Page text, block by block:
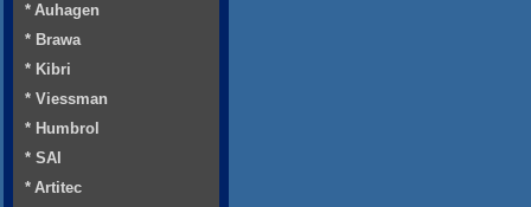
* Auhagen
* Brawa
* Kibri
* Viessman
* Humbrol
* SAI
* Artitec